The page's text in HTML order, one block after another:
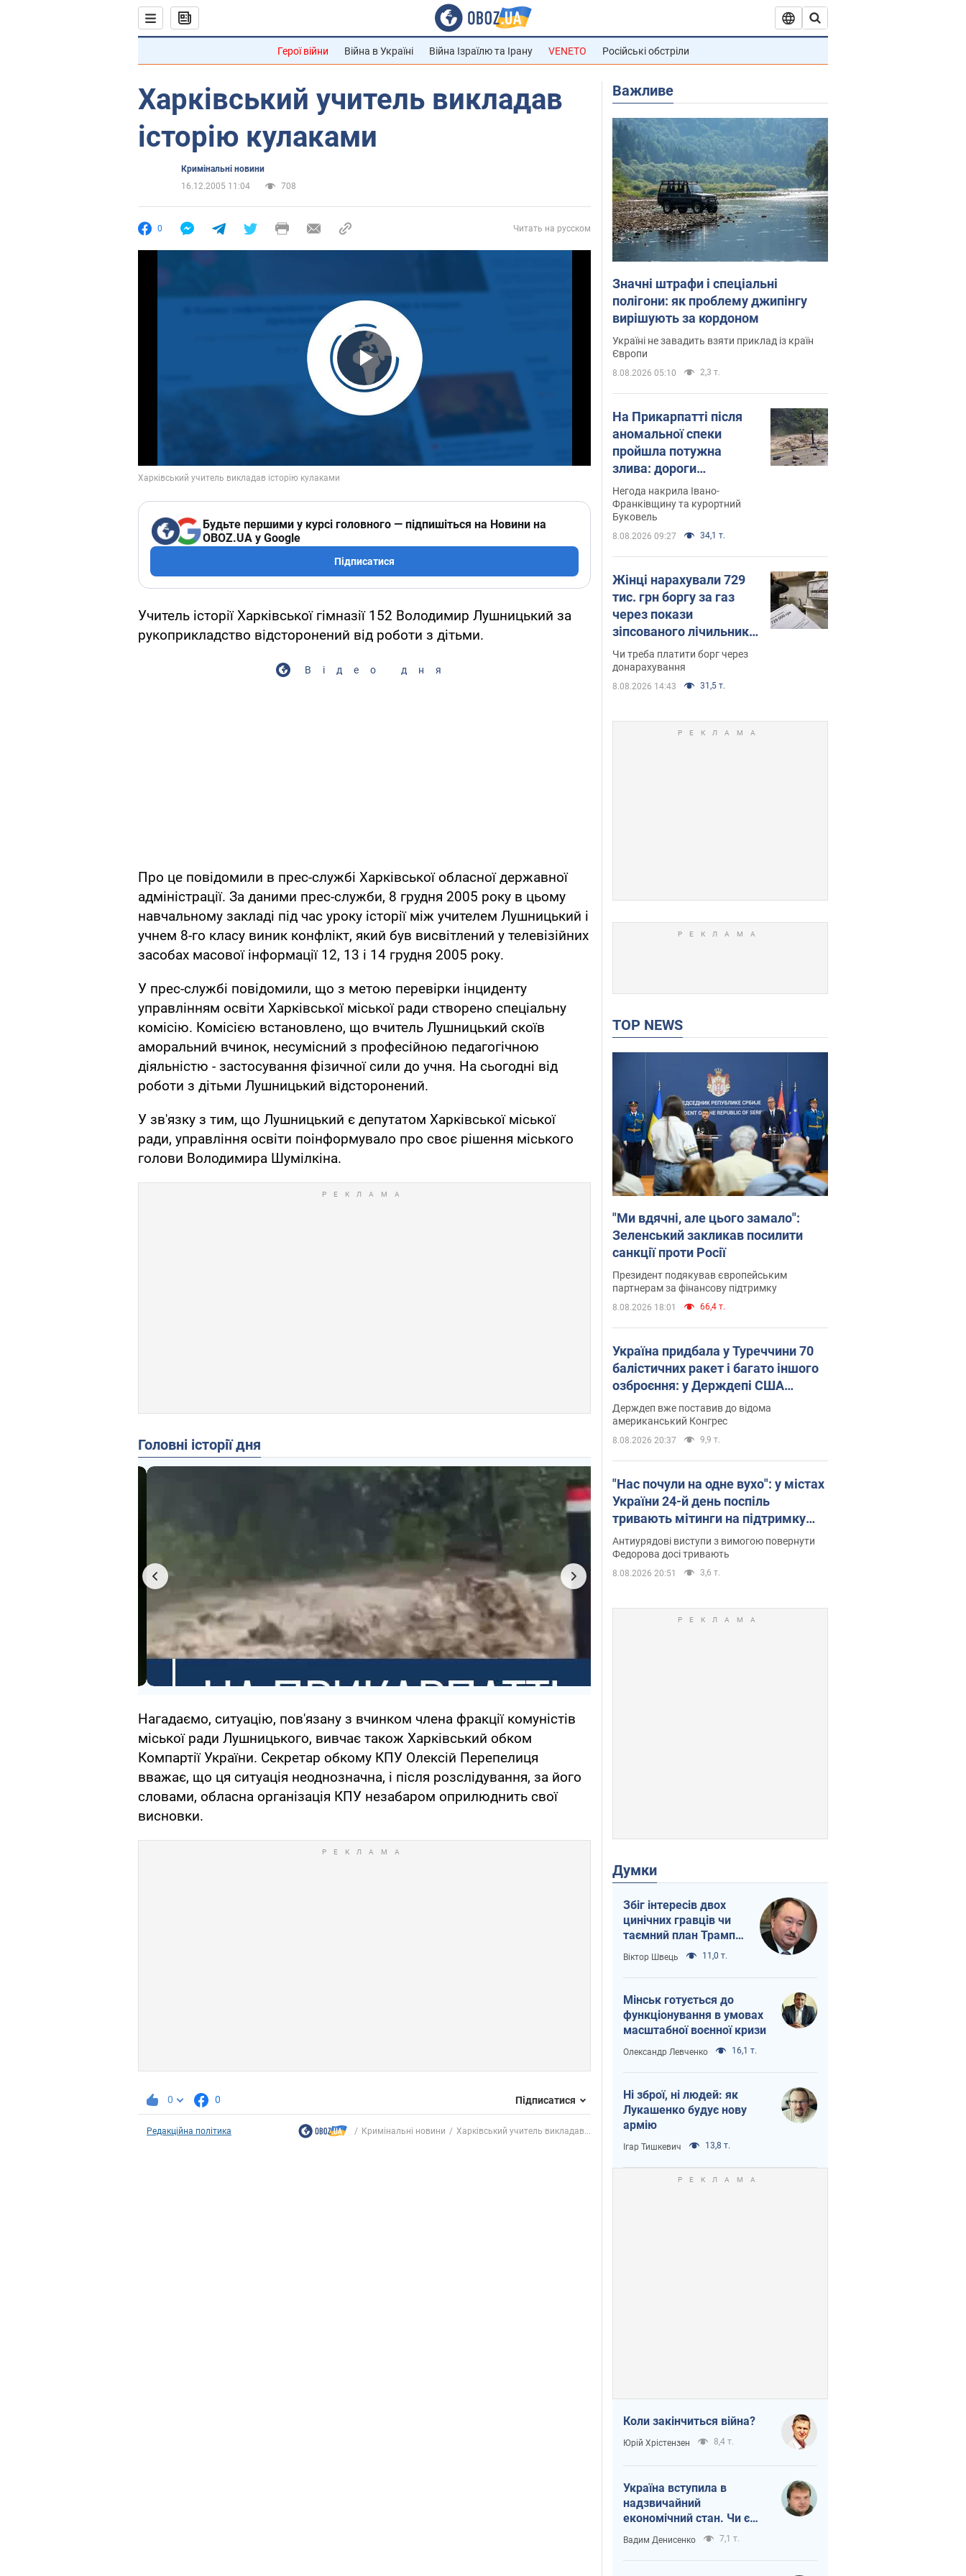
Герої війни Війна в Україні Війна Ізраїлю та Ірану VENETO Російські обстріли
Харківський учитель викладав
історію кулаками
Кримінальні новини
16.12.2005 11:04
708
0 Читать на русском
Play Video
Будьте першими у курсі головного — підпишіться на Новини на
OBOZ.UA у Google
Підписатися
Учитель історії Харківської гімназії 152 Володимир Лушницький за
рукоприкладство відсторонений від роботи з дітьми.
Відео дня
Про це повідомили в прес-службі Харківської обласної державної
адміністрації. За даними прес-служби, 8 грудня 2005 року в цьому
навчальному закладі під час уроку історії між учителем Лушницький і
учнем 8-го класу виник конфлікт, який був висвітлений у телевізійних
засобах масової інформації 12, 13 і 14 грудня 2005 року.
У прес-службі повідомили, що з метою перевірки інциденту
управлінням освіти Харківської міської ради створено спеціальну
комісію. Комісією встановлено, що вчитель Лушницький скоїв
аморальний вчинок, несумісний з професійною педагогічною
діяльністю - застосування фізичної сили до учня. На сьогодні від
роботи з дітьми Лушницький відсторонений.
У зв'язку з тим, що Лушницький є депутатом Харківської міської
ради, управління освіти поінформувало про своє рішення міського
голови Володимира Шумілкіна.
Головні історії дня
Нагадаємо, ситуацію, пов'язану з вчинком члена фракції комуністів
міської ради Лушницького, вивчає також Харківський обком
Компартії України. Секретар обкому КПУ Олексій Перепелиця
вважає, що ця ситуація неоднозначна, і після розслідування, за його
словами, обласна організація КПУ незабаром оприлюднить свої
висновки.
0 0 Підписатися
Редакційна політика Кримінальні новини Харківський учитель викладав...
Важливе
Значні штрафи і спеціальні
полігони: як проблему джипінгу
вирішують за кордоном
Україні не завадить взяти приклад із країн
Європи
8.08.2026 05:10 2,3 т.
На Прикарпатті після
аномальної спеки
пройшла потужна
злива: дороги
перетворились на
річки. Відео
Негода накрила Івано-
Франківщину та курортний
Буковель
8.08.2026 09:27 34,1 т.
Жінці нарахували 729
тис. грн боргу за газ
через покази
зіпсованого лічильника:
суддя ухвалив
неочікуване рішення
Чи треба платити борг через
донарахування
8.08.2026 14:43 31,5 т.
TOP NEWS
"Ми вдячні, але цього замало":
Зеленський закликав посилити
санкції проти Росії
Президент подякував європейським
партнерам за фінансову підтримку
8.08.2026 18:01 66,4 т.
Україна придбала у Туреччини 70
балістичних ракет і багато іншого
озброєння: у Держдепі США
оприлюднили список
Держдеп вже поставив до відома
американський Конгрес
8.08.2026 20:37 9,9 т.
"Нас почули на одне вухо": у містах
України 24-й день поспіль
тривають мітинги на підтримку
Федорова. Фото і відео
Антиурядові виступи з вимогою повернути
Федорова досі тривають
8.08.2026 20:51 3,6 т.
Думки
Збіг інтересів двох
цинічних гравців чи
таємний план Трампа
і Путіна?
Віктор Швець 11,0 т.
Мінськ готується до
функціонування в умовах
масштабної воєнної кризи
Олександр Левченко 16,1 т.
Ні зброї, ні людей: як
Лукашенко будує нову
армію
Ігар Тишкевич 13,8 т.
Коли закінчиться війна?
Юрій Хрістензен 8,4 т.
Україна вступила в
надзвичайний
економічний стан. Чи є
світло вкінці тунелю?
Вадим Денисенко 7,1 т.